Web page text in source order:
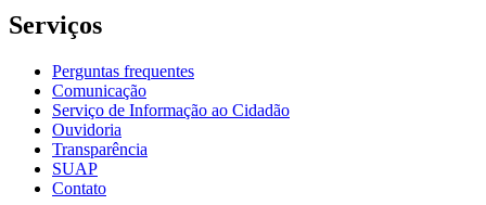
Serviços
Perguntas frequentes
Comunicação
Serviço de Informação ao Cidadão
Ouvidoria
Transparência
SUAP
Contato